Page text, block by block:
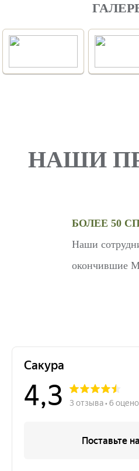
НАШИ
БОЛЕЕ 50
Наши
окончившие